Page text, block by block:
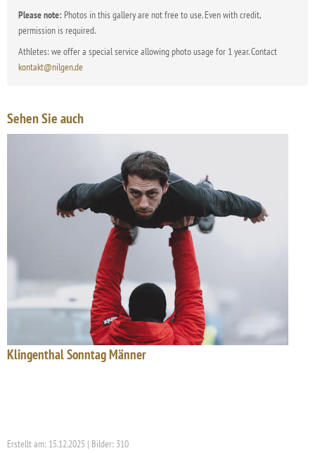
Please note: Photos in this gallery are not free to use. Even with credit,
permission is required.
Athletes: we offer a special service allowing photo usage for 1 year. Contact
kontakt@nilgen.de
Sehen Sie auch
Klingenthal Sonntag Männer
Erstellt am: 15.12.2025 | Bilder: 310